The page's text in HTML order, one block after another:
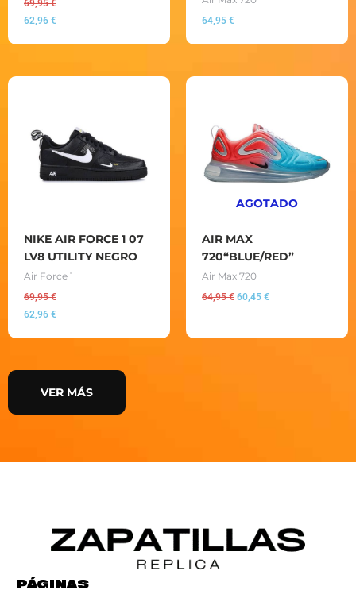
69,95€
62,96 €
64,95 €
NIKE AIR FORCE 1 07
LV8 UTILITY NEGRO
Air Force 1
69,95€
62,96 €
AGOTADO
AIR MAX
720“BLUE/RED”
Air Max 720
64,95€
64,95 €.
60,45 €
60,45 €.
VER MÁS
PÁGINAS